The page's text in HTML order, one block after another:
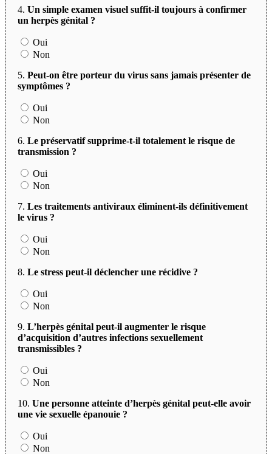
4. Un simple examen visuel suffit-il toujours à confirmer
un herpès génital ?
Oui
Non
5. Peut-on être porteur du virus sans jamais présenter de
symptômes ?
Oui
Non
6. Le préservatif supprime-t-il totalement le risque de
transmission ?
Oui
Non
7. Les traitements antiviraux éliminent-ils définitivement
le virus ?
Oui
Non
8. Le stress peut-il déclencher une récidive ?
Oui
Non
9. L’herpès génital peut-il augmenter le risque
d’acquisition d’autres infections sexuellement
transmissibles ?
Oui
Non
10. Une personne atteinte d’herpès génital peut-elle avoir
une vie sexuelle épanouie ?
Oui
Non